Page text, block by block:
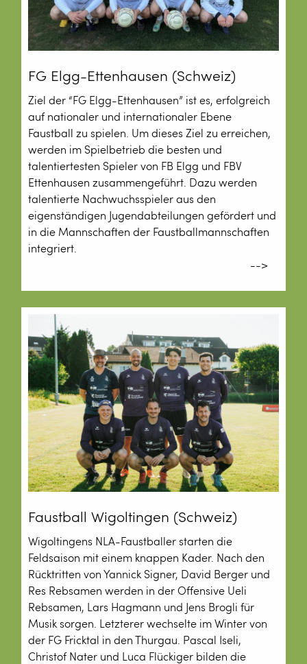
FG Elgg-Ettenhausen (Schweiz)
Ziel der “FG Elgg-Ettenhausen” ist es, erfolgreich
auf nationaler und internationaler Ebene
Faustball zu spielen. Um dieses Ziel zu erreichen,
werden im Spielbetrieb die besten und
talentiertesten Spieler von FB Elgg und FBV
Ettenhausen zusammengeführt. Dazu werden
talentierte Nachwuchsspieler aus den
eigenständigen Jugendabteilungen gefördert und
in die Mannschaften der Faustballmannschaften
integriert.
-->
Faustball Wigoltingen (Schweiz)
Wigoltingens NLA-Faustballer starten die
Feldsaison mit einem knappen Kader. Nach den
Rücktritten von Yannick Signer, David Berger und
Res Rebsamen werden in der Offensive Ueli
Rebsamen, Lars Hagmann und Jens Brogli für
Musik sorgen. Letzterer wechselte im Winter von
der FG Fricktal in den Thurgau. Pascal Iseli,
Christof Nater und Luca Flückiger bilden die